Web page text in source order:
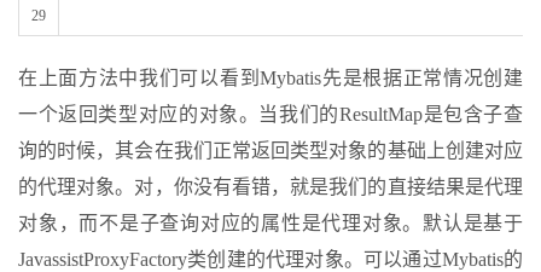
29
在上面方法中我们可以看到Mybatis先是根据正常情况创建
一个返回类型对应的对象。当我们的ResultMap是包含子查
询的时候，其会在我们正常返回类型对象的基础上创建对应
的代理对象。对，你没有看错，就是我们的直接结果是代理
对象，而不是子查询对应的属性是代理对象。默认是基于
JavassistProxyFactory类创建的代理对象。可以通过Mybatis的